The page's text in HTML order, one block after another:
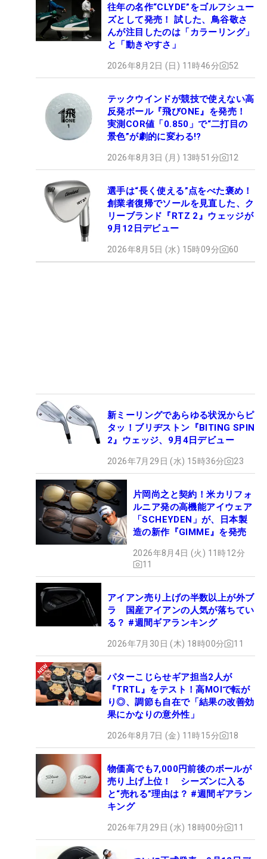
往年の名作“CLYDE”をゴルフシュー
ズとして発売！ 試した、鳥谷敬さ
んが注目したのは「カラーリング」
と「動きやすさ」
2026年8月2日 (日) 11時46分 52
テックウインドが競技で使えない高
反発ボール『飛びONE』を発売！
実測COR値「0.850」で“二打目の
景色”が劇的に変わる!?
2026年8月3日 (月) 13時51分 12
選手は“長く使える”点をべた褒め！
創業者復帰でソールを見直した、ク
リーブランド『RTZ 2』ウェッジが
9月12日デビュー
2026年8月5日 (水) 15時09分 60
新ミーリングであらゆる状況からピ
タッ！ブリヂストン『BITING SPIN
2』ウェッジ、9月4日デビュー
2026年7月29日 (水) 15時36分 23
片岡尚之と契約！米カリフォ
ルニア発の高機能アイウェア
「SCHEYDEN」が、日本製
造の新作『GIMME』を発売
2026年8月4日 (火) 11時12分
11
アイアン売り上げの半数以上が外ブ
ラ 国産アイアンの人気が落ちてい
る？ #週間ギアランキング
2026年7月30日 (木) 18時00分 11
パターこじらせギア担当2人が
『TRTL』をテスト！高MOIで転が
り◎、調節も自在で「結果の改善効
果にかなりの意外性」
2026年8月7日 (金) 11時15分 18
物価高でも7,000円前後のボールが
売り上げ上位！ シーズンに入る
と“売れる”理由は？ #週間ギアラン
キング
2026年7月29日 (水) 18時00分 11